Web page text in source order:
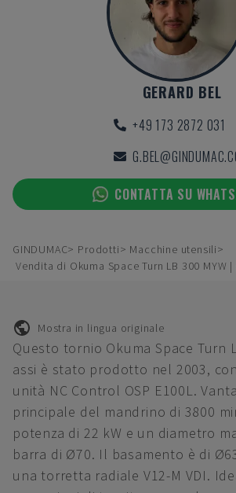
GERARD BEL
+49 173 2872 031
CONTATTA SU
GINDUMAC Prodotti
Macchine utensili
Vendita di Okuma Space Turn LB 300 MYW
Mostra in lingua originale
Questo tornio Okuma Space Turn
assi è stato prodotto nel 2003,
unità NC Control OSP Е100L.
principale del mandrino di 3800
potenza di 22 kW e un diametro
barra di Ø70. Il basamento è di
una torretta radiale V12-M VDI.